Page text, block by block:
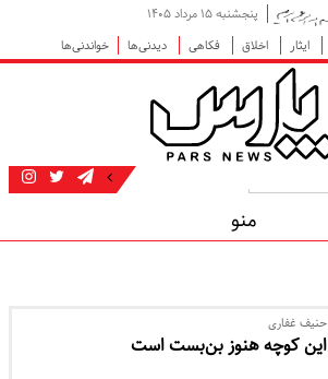
پنجشنبه ۱۵ مرداد ۱۴۰۵
ایثار اخلاق فکاهی دیدنی‌ها خواندنی‌ها
منو
حنیف غفاری
این کوچه هنوز بن‌بست است